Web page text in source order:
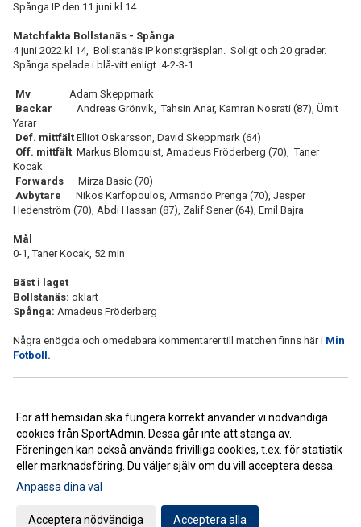
Spånga IP den 11 juni kl 14.
Matchfakta Bollstanäs - Spånga
4 juni 2022 kl 14, Bollstanäs IP konstgräsplan. Soligt och 20 grader.
Spånga spelade i blå-vitt enligt 4-2-3-1
Mv
Adam Skeppmark
Backar
Andreas Grönvik, Tahsin Anar, Kamran Nosrati (87), Ümit
Yarar
Def. mittfält Elliot Oskarsson, David Skeppmark (64)
Off. mittfält Markus Blomquist, Amadeus Fröderberg (70), Taner
Kocak
Forwards Mirza Basic (70)
Avbytare
Nikos Karfopoulos, Armando Prenga (70), Jesper
Hedenström (70), Abdi Hassan (87), Zalif Sener (64), Emil Bajra
Mål
0-1, Taner Kocak, 52 min
Bäst i laget
Bollstanäs: oklart
Spånga: Amadeus Fröderberg
Några enögda och omedebara kommentarer till matchen finns här i Min
Fotboll.
<< Tillbaka
Gå till Webbversion
För att hemsidan ska fungera korrekt använder vi nödvändiga
cookies från SportAdmin. Dessa går inte att stänga av.
Föreningen kan också använda frivilliga cookies, t.ex. för statistik
eller marknadsföring. Du väljer själv om du vill acceptera dessa.
Anpassa dina val
Acceptera nödvändiga Acceptera alla